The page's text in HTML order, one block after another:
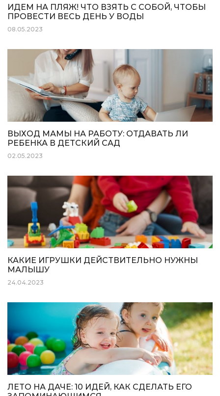
ИДЕМ НА ПЛЯЖ! ЧТО ВЗЯТЬ С СОБОЙ, ЧТОБЫ
ПРОВЕСТИ ВЕСЬ ДЕНЬ У ВОДЫ
08.05.2023
ВЫХОД МАМЫ НА РАБОТУ: ОТДАВАТЬ ЛИ
РЕБЕНКА В ДЕТСКИЙ САД
02.05.2023
КАКИЕ ИГРУШКИ ДЕЙСТВИТЕЛЬНО НУЖНЫ
МАЛЫШУ
24.04.2023
ЛЕТО НА ДАЧЕ: 10 ИДЕЙ, КАК СДЕЛАТЬ ЕГО